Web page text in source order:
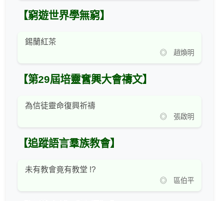
【窮遊世界學無窮】
錫蘭紅茶
◎ 趙煥明
【第29屆培靈𡚒興大會禱文】
為信徒靈命復興祈禱
◎ 張啟明
【追蹤語言羣族教會】
未有教會竟有教堂 !?
◎ 區伯平